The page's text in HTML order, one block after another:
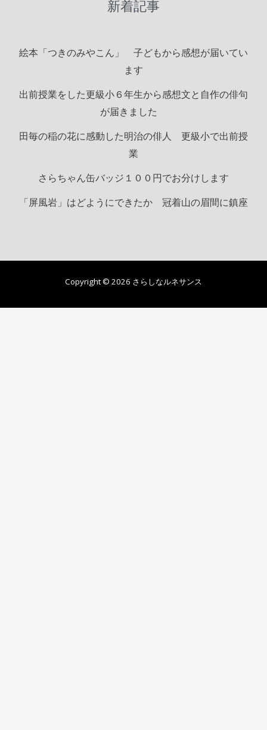
新着記事
絵本「つきのみやこん」 子どもから感想が届いてい
ます
出前授業をした更級小６年生から感想文と自作の俳句
が届きました
田毎の稲の花に感動した明治の俳人 更級小で出前授
業
さらちゃん缶バッジ１００円でお分けします
「屏風岩」はどようにできたか 冠着山の眉間に鎮座
Copyright © 2026 さらしなルネサンス